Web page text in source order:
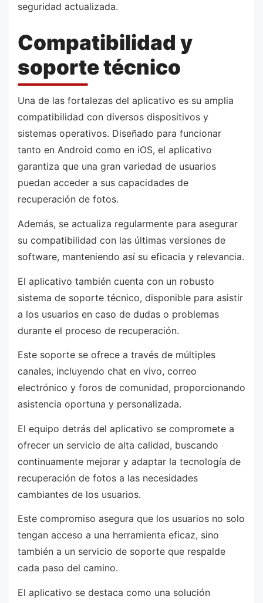
seguridad actualizada.
Compatibilidad y
soporte técnico
Una de las fortalezas del aplicativo es su amplia
compatibilidad con diversos dispositivos y
sistemas operativos. Diseñado para funcionar
tanto en Android como en iOS, el aplicativo
garantiza que una gran variedad de usuarios
puedan acceder a sus capacidades de
recuperación de fotos.
Además, se actualiza regularmente para asegurar
su compatibilidad con las últimas versiones de
software, manteniendo así su eficacia y relevancia.
El aplicativo también cuenta con un robusto
sistema de soporte técnico, disponible para asistir
a los usuarios en caso de dudas o problemas
durante el proceso de recuperación.
Este soporte se ofrece a través de múltiples
canales, incluyendo chat en vivo, correo
electrónico y foros de comunidad, proporcionando
asistencia oportuna y personalizada.
El equipo detrás del aplicativo se compromete a
ofrecer un servicio de alta calidad, buscando
continuamente mejorar y adaptar la tecnología de
recuperación de fotos a las necesidades
cambiantes de los usuarios.
Este compromiso asegura que los usuarios no solo
tengan acceso a una herramienta eficaz, sino
también a un servicio de soporte que respalde
cada paso del camino.
El aplicativo se destaca como una solución